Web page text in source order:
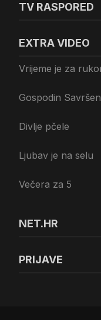
TV RASPORED
EXTRA VIDEO
Vrijeme je za
Gospodin
Divlje pčele
Ljubav je na selu
Večera za 5
NET.HR
PRIJAVE